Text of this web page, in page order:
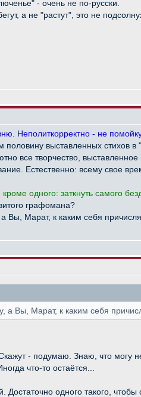
- очень не по-русски.
а не "растут", это не
Неполиткорректно - не
половину выставленных стихов в
все творчество,
Естественно: всему свое
одного: заткнуть самого
графомана?
Вы, Марат, к каким себя
а Вы, Марат, к каким себя
- подумаю. Знаю, что могу
что-то остаётся...
Достаточно одного такого,